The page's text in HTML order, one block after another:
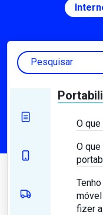
Pesquisar
O
O
fizer